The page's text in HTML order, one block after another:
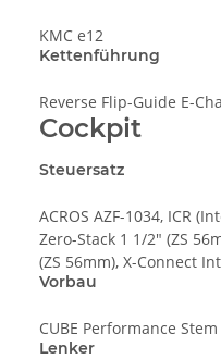
KMC e12
Kettenführung
Reverse Flip-Guide E-
Cockpit
Steuersatz
ACROS AZF-1034, ICR
Zero-Stack 1 1/2" (ZS
(ZS 56mm), X-Connect
Vorbau
CUBE Performance
Lenker